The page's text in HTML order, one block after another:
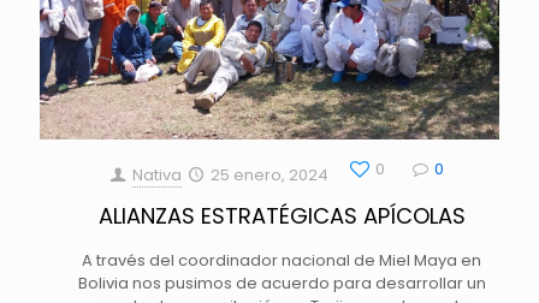
Nativa 25 enero, 2024 0 0
ALIANZAS ESTRATÉGICAS APÍCOLAS
A través del coordinador nacional de Miel Maya en
Bolivia nos pusimos de acuerdo para desarrollar un